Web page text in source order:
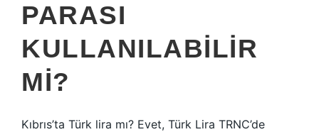
PARASI
KULLANILABILIR
MI?
Kıbrıs’ta Türk lira mı? Evet, Türk Lira TRNC’de